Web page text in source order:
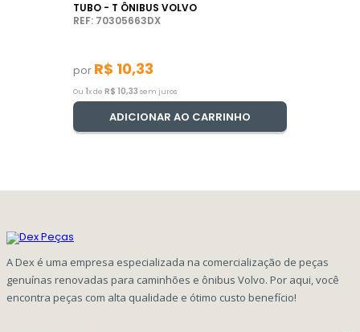
TUBO - T ÔNIBUS VOLVO
REF: 70305663DX
por R$ 10,33
Ou 1x de R$ 10,33 sem juros
ADICIONAR AO CARRINHO
A Dex é uma empresa especializada na comercialização de peças
genuínas renovadas para caminhões e ônibus Volvo. Por aqui, você
encontra peças com alta qualidade e ótimo custo benefício!